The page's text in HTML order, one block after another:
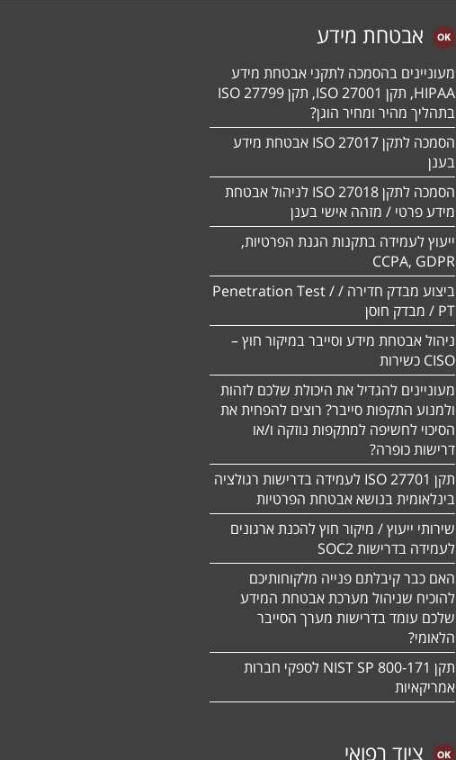
אבטחת מידע
מעוניינים בהסמכה לתקני אבטחת מידע
בתהליך מהיר ומחיר הוגן?
הסמכה לתקן 27017 ISO אבטחת מידע
בענן
הסמכה לתקן ISO 27018 לניהול אבטחת
מידע פרטי / מזהה אישי בענן
ייעוץ לעמידה בתקנות הגנת הפרטיות,
CCPA, GDPR
ביצוע מבדק חדירה / Penetration Test /
PT / מבדק חוסן
ניהול אבטחת מידע וסייבר במיקור חוץ –
CISO כשירות
מעוניינים להגדיל את היכולת שלכם לזהות
ולמנוע התקפות סייבר? רוצים להפחית את
הסיכוי לחשיפה למתקפות נוזקה ו/או
דרישות כופרה?
תקן 27701 ISO לעמידה בדרישות רגולציה
בינלאומית בנושא אבטחת הפרטיות
שירותי ייעוץ / מיקור חוץ להכנת ארגונים
לעמידה בדרישות SOC2
האם כבר קיבלתם פנייה מלקוחותיכם
להוכיח שניהול מערכת אבטחת המידע
שלכם עומד בדרישות מערך הסייבר
הלאומי?
תקן NIST SP 800-171 לספקי חברות
אמריקאיות
ציוד רפואי